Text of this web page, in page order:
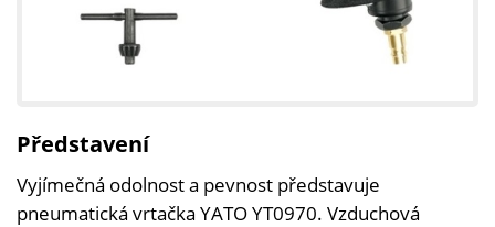
Představení
Vyjímečná odolnost a pevnost představuje
pneumatická vrtačka YATO YT0970. Vzduchová